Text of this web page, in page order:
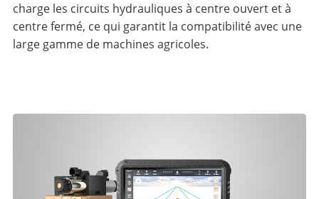
charge les circuits hydrauliques à centre ouvert et à
centre fermé, ce qui garantit la compatibilité avec une
large gamme de machines agricoles.